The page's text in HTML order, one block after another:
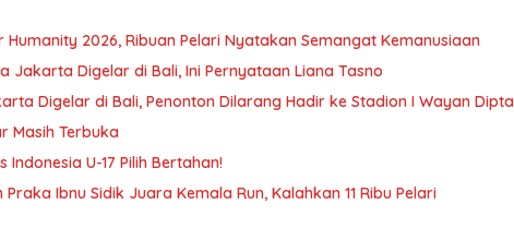
2026, Ribuan Pelari Nyatakan Semangat Kemanusiaan
Jakarta Digelar di Bali, Ini Pernyataan Liana Tasno
Digelar di Bali, Penonton Dilarang Hadir ke Stadion I Wayan Dipta
Masih Terbuka
U-17 Pilih Bertahan!
Ibnu Sidik Juara Kemala Run, Kalahkan 11 Ribu Pelari